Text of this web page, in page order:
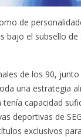
de
bajo el subsello de
de los 90,
una estrategia
capacidad
deportivas de
exclusivos